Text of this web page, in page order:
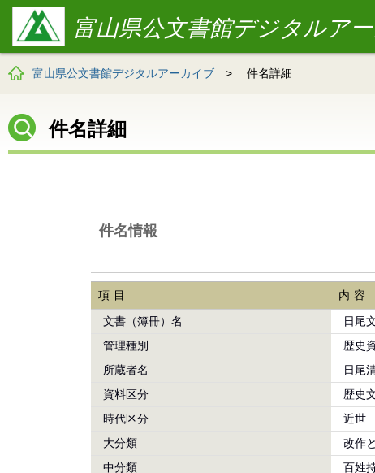
富山県公文書館デジタルア
富山県公文書館デジタルアーカイブ > 件名詳細
件名詳細
件名情報
項目
内容
文書（簿冊）名
日尾
管理種別
歴史
所蔵者名
日尾
資料区分
歴史
時代区分
近世
大分類
改作
中分類
百姓